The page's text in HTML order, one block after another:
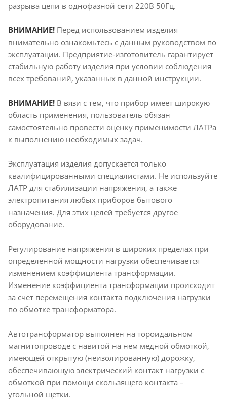
30
разрыва цепи в однофазной сети 220В 50Гц.
ВНИМАНИЕ! Перед использованием изделия
внимательно ознакомьтесь с данным руководством по
эксплуатации. Предприятие-изготовитель гарантирует
стабильную работу изделия при условии соблюдения
всех требований, указанных в данной инструкции.
ВНИМАНИЕ! В вязи с тем, что прибор имеет широкую
область применения, пользователь обязан
самостоятельно провести оценку применимости ЛАТРа
к выполнению необходимых задач.
Эксплуатация изделия допускается только
квалифицированными специалистами. Не используйте
ЛАТР для стабилизации напряжения, а также
электропитания любых приборов бытового
назначения. Для этих целей требуется другое
оборудование.
Регулирование напряжения в широких пределах при
определенной мощности нагрузки обеспечивается
изменением коэффициента трансформации.
Изменение коэффициента трансформации происходит
за счет перемещения контакта подключения нагрузки
по обмотке трансформатора.
Автотрансформатор выполнен на тороидальном
магнитопроводе с навитой на нем медной обмоткой,
имеющей открытую (неизолированную) дорожку,
обеспечивающую электрический контакт нагрузки с
обмоткой при помощи скользящего контакта –
угольной щетки.